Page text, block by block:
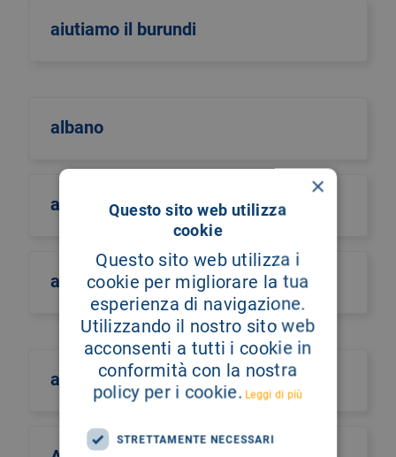
aiutiamo il burundi
albano
albero della vita
alberto castiglione
alberto culotta
×
Questo sito web utilizza
cookie
Questo sito web utilizza i
cookie per migliorare la tua
esperienza di navigazione.
Utilizzando il nostro sito web
acconsenti a tutti i cookie in
conformità con la nostra
policy per i cookie. Leggi di più
STRETTAMENTE NECESSARI